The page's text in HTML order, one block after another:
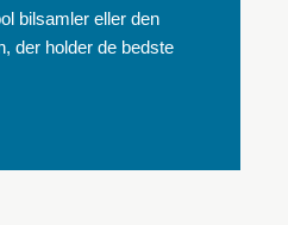
bilsamler eller den
der holder de bedste